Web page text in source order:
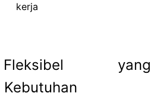
kerja
yang